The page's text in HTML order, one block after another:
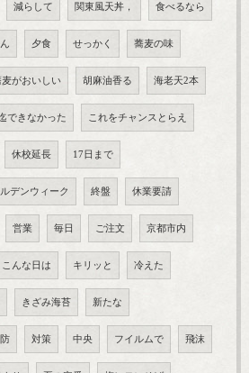
減らして 関東風天丼， 食べるなら
夕食 せっかく 蕎麦の味
麦がおいしい 胡麻油香る 海老天2本
できなかった これをチャンスとらえ
休校延長 17日まで
デンウィーク 終盤 休業要請
営業 毎日 ご注文 京都市内
こんな日は キリッと 冷えた
きざみ海苔 新たな
対策 中央 フイルムで 飛沫